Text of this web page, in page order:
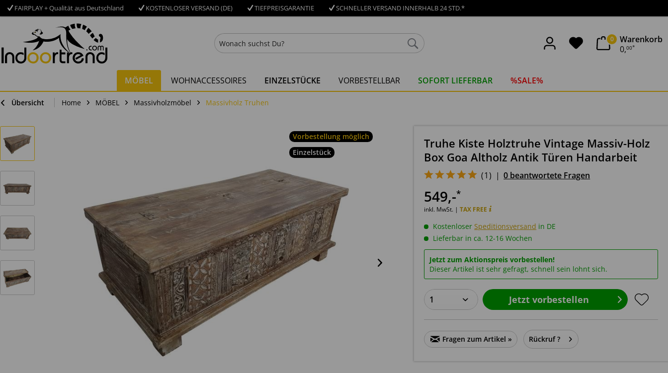
FAIRPLAY + Qualität aus Deutschland KOSTENLOSER VERSAND (DE) TIEFPREISGARANTIE SCHNELLER VERSAND INNERHALB 24 STD.*
0
Warenkorb
0,00*
MÖBEL WOHNACCESSOIRES EINZELSTÜCKE VORBESTELLBAR SOFORT LIEFERBAR %SALE%
Übersicht Home MÖBEL Massivholzmöbel Massivholz Truhen
Vorbestellung möglich
Einzelstück
Truhe Kiste Holztruhe Vintage Massiv-Holz
Box Goa Altholz Antik Türen Handarbeit
(1) | 0 beantwortete Fragen
549,-*
inkl. MwSt. |TAX FREE
KostenloserSpeditionsversand in DE
Lieferbar in ca. 12-16 Wochen
Jetzt zum Aktionspreis vorbestellen!
Dieser Artikel ist sehr gefragt, schnell sein lohnt sich.
Jetzt vorbestellen
Fragen zum Artikel » Rückruf ?